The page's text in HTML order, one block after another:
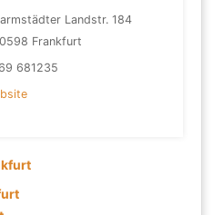
Landstr. 184
Frankfurt
681235